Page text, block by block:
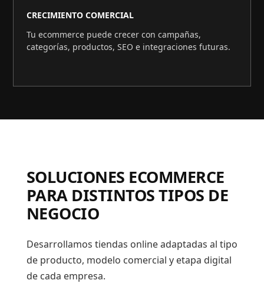
CRECIMIENTO COMERCIAL
Tu ecommerce puede crecer con campañas,
categorías, productos, SEO e integraciones futuras.
SOLUCIONES ECOMMERCE
PARA DISTINTOS TIPOS DE
NEGOCIO
Desarrollamos tiendas online adaptadas al tipo
de producto, modelo comercial y etapa digital
de cada empresa.